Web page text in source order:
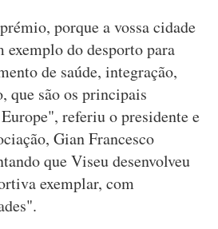
porque a vossa cidade
exemplo do desporto para
de saúde, integração,
que são os principais
referiu o presidente e
Gian Francesco
que Viseu desenvolveu
exemplar, com